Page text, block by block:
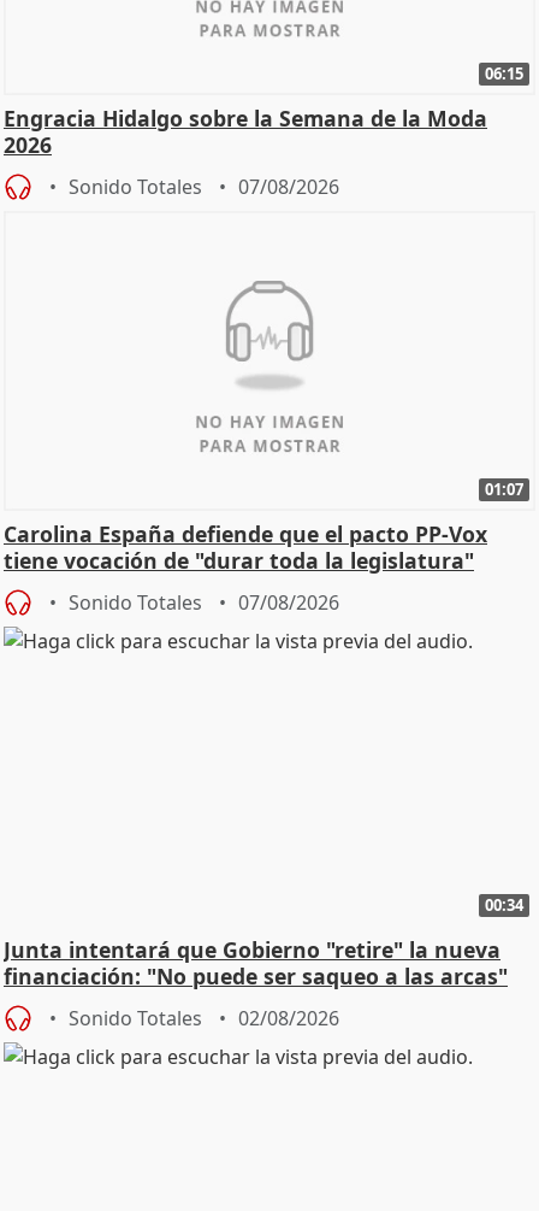
06:15
Engracia Hidalgo sobre la Semana de la Moda
2026
Sonido Totales 07/08/2026
01:07
Carolina España defiende que el pacto PP-Vox
tiene vocación de "durar toda la legislatura"
Sonido Totales 07/08/2026
00:34
Junta intentará que Gobierno "retire" la nueva
financiación: "No puede ser saqueo a las arcas"
Sonido Totales 02/08/2026